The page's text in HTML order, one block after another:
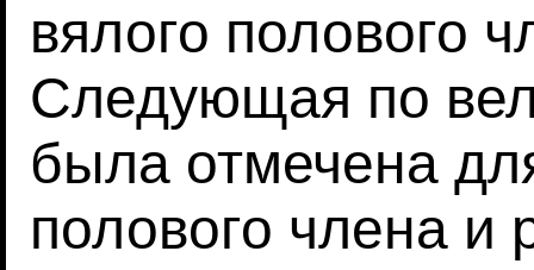
вялого полового
Следующая по
была отмечена
полового члена и